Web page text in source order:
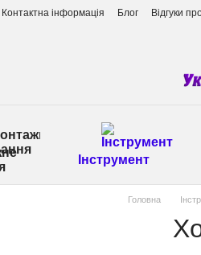
Контактна інформація Блог Відгуки
Інструмент
Головна